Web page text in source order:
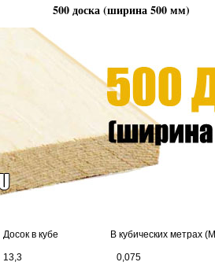
500 доска (ширина 500 мм)
В кубических метрах (M
0,075